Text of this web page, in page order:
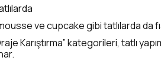
ve cupcake gibi tatlılarda da
Karıştırma” kategorileri, tatlı